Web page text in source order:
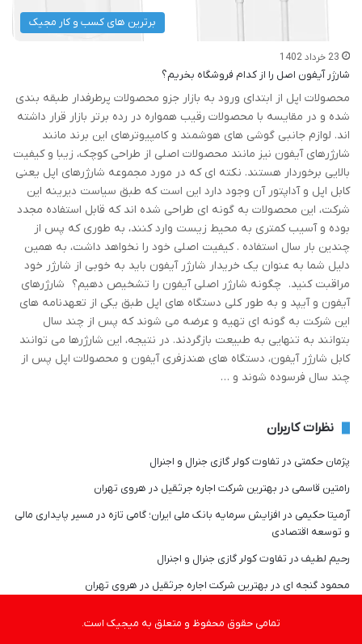
برترین های کسب و کار مجیک
23 خرداد 1402
شارژر آیفون اصل را از کدام فروشگاه بخریم؟
محصولات اپل از ابتدای ورود به بازار جزو محصولات پرطرفدار طبقه بندی
شده و در مقایسه با محصولات رقیب همواره در رده برتر بازار قرار داشته
اند. لوازم جانبی گوشی های هوشمند و کامپیوترهای این برند مانند
شارژرهای آیفون نیز مانند محصولات اصلی از طراحی کوچک، زیبا و کیفیت
بالایی برخوردار هستند. نکته ای که در مورد مجموعه شارژرهای اپل یعنی
کابل اپل و آداپتور آن وجود دارد این است که طبق سیاست دیرینه این
شرکت، این محصولات به گونه ای طراحی شده اند که قابل استفاده مجدد
بوده و آسیب کمتری به محیط زیست وارد کنند، به طوری که پس از
چندین بار سال استفاده . کیفیت اصلی خود را نخواهد داشت، به همین
دلیل شما به عنوان یک خریدار شارژر آیفون باید به خوبی از شارژر خود
مراقبت کنید. چگونه شارژر اصلی آیفون را تشخیص دهیم؟ شارژرهای
آیفون و آیپد و به طور کلی دستگاه های اپل طبق یکی از تعهدنامه های
این شرکت به گونه ای تهیه و عرضه می شوند که پس از چند سال
بتوانند به تنهایی به طبیعت بازگردند. در نتیجه، این شارژرها می توانند
کابل شارژر آیفون، دستگاه های هندزفری آیفون و محصولات اپل پس از
چند سال فرسوده شوند و …
نظرات کاربران
پژمان حکمتی در تفاوت کولر گازی جنرال و اجنرال
رامتین قاسمی در بهترین شرکت اجاره جرثقیل در هروی تهران
آرمیتا حکیمی در افزایش سرمایه بانک ملی ایران؛ گامی تازه در مسیر پایداری مالی
و توسعه اقتصادی
رحیم لطیف در تفاوت کولر گازی جنرال و اجنرال
محمود گنجه ای در بهترین شرکت اجاره جرثقیل در هروی تهران
تمامی حقوق محفوظ و متعلق به میجیک است.